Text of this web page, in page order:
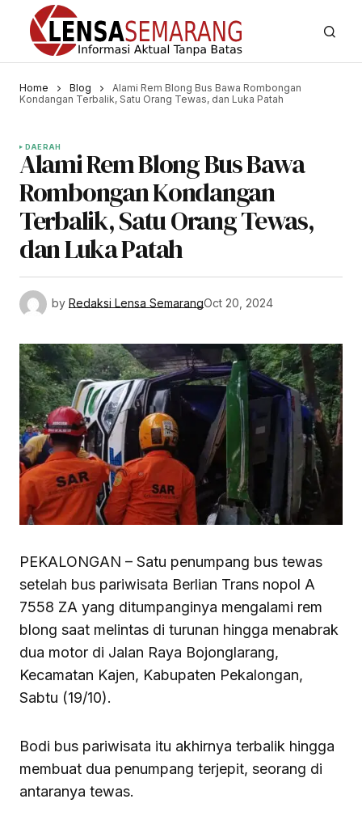
Home Blog
Alami Rem Blong Bus Bawa Rombongan
Kondangan Terbalik, Satu Orang Tewas, dan Luka Patah
DAERAH
Alami Rem Blong Bus Bawa
Rombongan Kondangan
Terbalik, Satu Orang Tewas,
dan Luka Patah
by Redaksi Lensa SemarangOct 20, 2024
PEKALONGAN – Satu penumpang bus tewas
setelah bus pariwisata Berlian Trans nopol A
7558 ZA yang ditumpanginya mengalami rem
blong saat melintas di turunan hingga menabrak
dua motor di Jalan Raya Bojonglarang,
Kecamatan Kajen, Kabupaten Pekalongan,
Sabtu (19/10).
Bodi bus pariwisata itu akhirnya terbalik hingga
membuat dua penumpang terjepit, seorang di
antaranya tewas.